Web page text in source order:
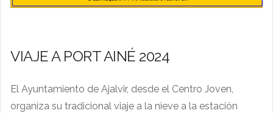
VIAJE A PORT AINÉ 2024
El Ayuntamiento de Ajalvir, desde el Centro Joven,
organiza su tradicional viaje a la nieve a la estación